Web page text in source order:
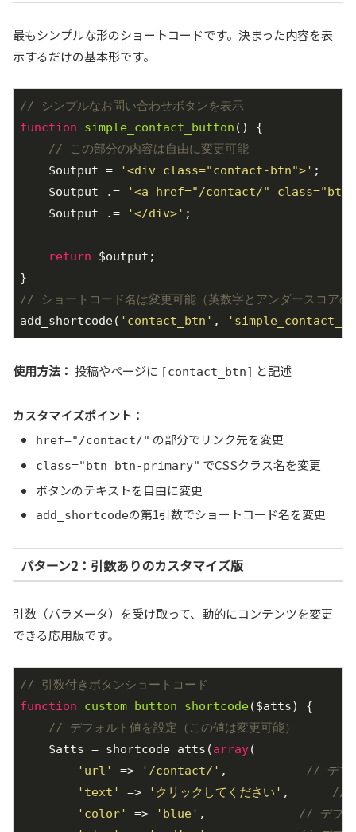
最もシンプルな形のショートコードです。決まった内容を表
示するだけの基本形です。
// シンプルなお問い合わせボタンを表示
function
simple_contact_button ()
{
// この部分の内容は自由に変更可能
    $output =
'<div class="contact-btn">' ;
    $output .=
'<a href="/contact/" class="btn
    $output .=
'</div>' ;
return $output;
// ショートコード名は変更可能（英数字とアンダースコアの
add_shortcode( 'contact_btn' ,
使用方法： 投稿やページに [contact_btn] と記述
カスタマイズポイント：
href="/contact/" の部分でリンク先を変更
class="btn btn-primary" でCSSクラス名を変更
ボタンのテキストを自由に変更
add_shortcodeの第1引数でショートコード名を変更
パターン2：引数ありのカスタマイズ版
引数（パラメータ）を受け取って、動的にコンテンツを変更
できる応用版です。
// 引数付きボタンショートコード
function
custom_button_shortcode($atts)
{
// デフォルト値を設定（この値は変更可能）
    $atts = shortcode_atts(
array(
'url'
=> '/contact/' , // デフ
'text'
=> 'クリックしてください' , //
'color'
=> 'blue' , // デフォ